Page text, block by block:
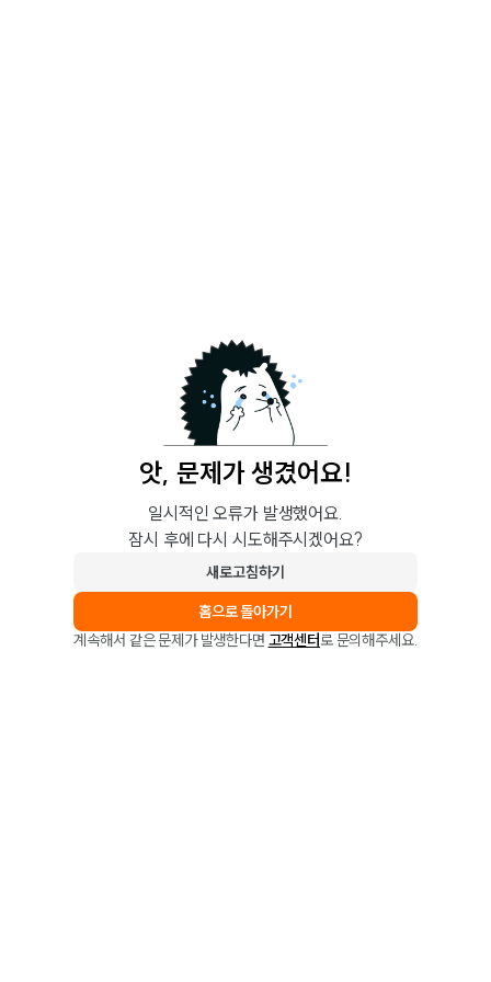
앗, 문제가 생겼어요!
일시적인 오류가 발생했어요.
잠시 후에 다시 시도해주시겠어요?
새로고침하기
홈으로 돌아가기
계속해서 같은 문제가 발생한다면 고객센터로 문의해주세요.